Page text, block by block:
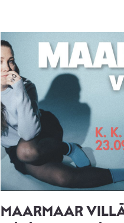
MAARMAAR